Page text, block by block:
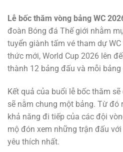
Lễ bốc thăm vòng bảng WC
đoàn Bóng đá Thế giới nhằm
tuyển giành tấm vé tham dự
thức mới, World Cup 2026 lên
thành 12 bảng đấu và mỗi bảng
Kết quả của buổi lễ bốc thăm
sẽ nằm chung một bảng. Từ đó
khả năng đi tiếp của các đội
mộ đón xem những trận đấu
yêu thích nhất.